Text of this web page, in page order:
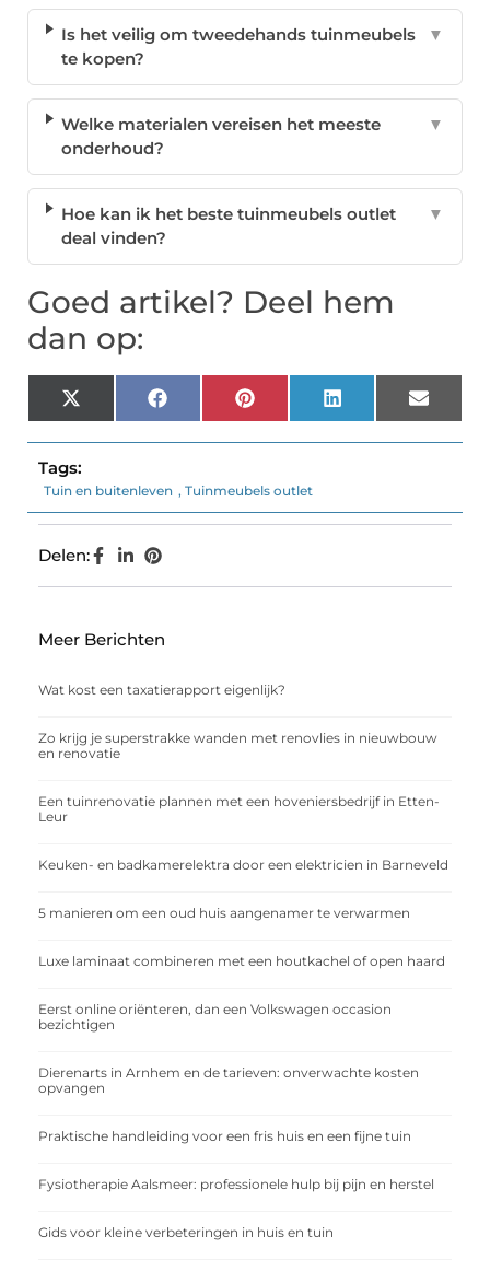
Is het veilig om tweedehands tuinmeubels
te kopen?
▼
Welke materialen vereisen het meeste
onderhoud?
▼
Hoe kan ik het beste tuinmeubels outlet
deal vinden?
▼
Goed artikel? Deel hem
dan op:
X
(Twitter)
FacebookPinterest LinkedIn Email
Tags:
Tuin en buitenleven , Tuinmeubels outlet
Delen:
Meer Berichten
Wat kost een taxatierapport eigenlijk?
Zo krijg je superstrakke wanden met renovlies in nieuwbouw
en renovatie
Een tuinrenovatie plannen met een hoveniersbedrijf in Etten-
Leur
Keuken- en badkamerelektra door een elektricien in Barneveld
5 manieren om een oud huis aangenamer te verwarmen
Luxe laminaat combineren met een houtkachel of open haard
Eerst online oriënteren, dan een Volkswagen occasion
bezichtigen
Dierenarts in Arnhem en de tarieven: onverwachte kosten
opvangen
Praktische handleiding voor een fris huis en een fijne tuin
Fysiotherapie Aalsmeer: professionele hulp bij pijn en herstel
Gids voor kleine verbeteringen in huis en tuin